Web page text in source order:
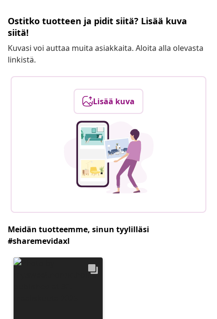
Ostitko tuotteen ja pidit siitä? Lisää kuva
siitä!
Kuvasi voi auttaa muita asiakkaita. Aloita alla olevasta
linkistä.
Lisää kuva
Meidän tuotteemme, sinun tyylilläsi
#sharemevidaxl